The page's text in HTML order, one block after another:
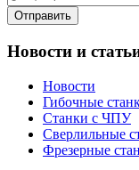
Новости и
Новости
Гибочные
Станки с ЧПУ
Сверлильные
Фрезерные